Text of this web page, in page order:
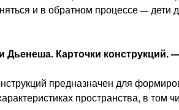
и в обратном процессе — дети
Дьенеша. Карточки конструкций.
предназначен для
пространства, в